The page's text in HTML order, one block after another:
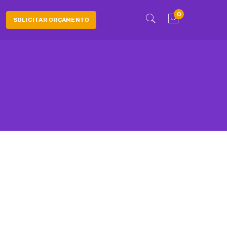
SOLICITAR ORÇAMENTO
0